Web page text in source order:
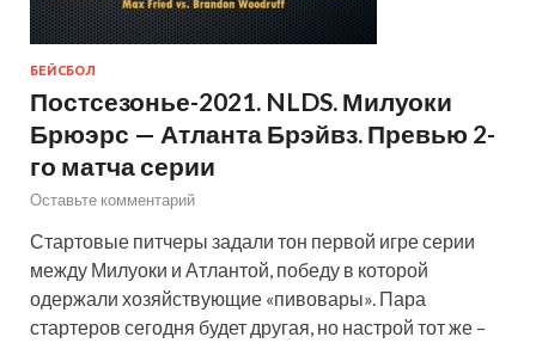
БЕЙСБОЛ
Постсезонье-2021. NLDS. Милуоки
Брюэрс — Атланта Брэйвз. Превью 2-
го матча серии
Оставьте комментарий
Стартовые питчеры задали тон первой игре серии
между Милуоки и Атлантой, победу в которой
одержали хозяйствующие «пивовары». Пара
стартеров сегодня будет другая, но настрой тот же –